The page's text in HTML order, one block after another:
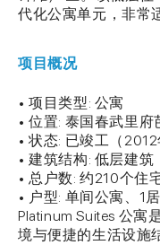
代化公寓单元，非常
项目概况
• 项目类型: 公寓
• 位置: 泰国春武里府
• 状态: 已竣工（2012
• 建筑结构: 低层建筑
• 总户数: 约210个住
• 户型: 单间公寓、1
Platinum Suites 公寓
境与便捷的生活设施